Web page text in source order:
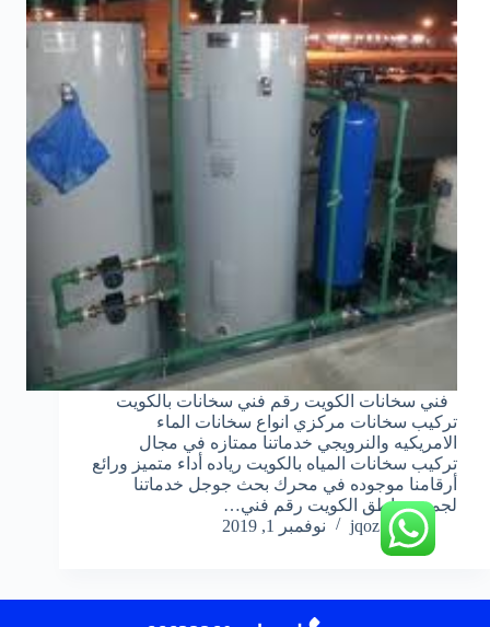
فني سخانات الكويت رقم فني سخانات بالكويت
تركيب سخانات مركزي انواع سخانات الماء
الامريكيه والنرويجي خدماتنا ممتازه في مجال
تركيب سخانات المياه بالكويت رياده أداء متميز ورائع
أرقامنا موجوده في محرك بحث جوجل خدماتنا
لجميع مناطق الكويت رقم فني…
jqoz51ek
نوفمبر 1, 2019